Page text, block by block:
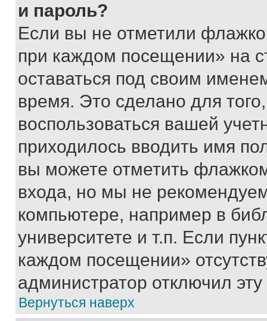
и пароль?
Если вы не отметили
при каждом посещении» на
оставаться под своим
время. Это сделано для
воспользоваться вашей
приходилось вводить имя
вы можете отметить
входа, но мы не
компьютере, например в
университете и т.п. Если
каждом посещении»
администратор отключил
Вернуться наверх